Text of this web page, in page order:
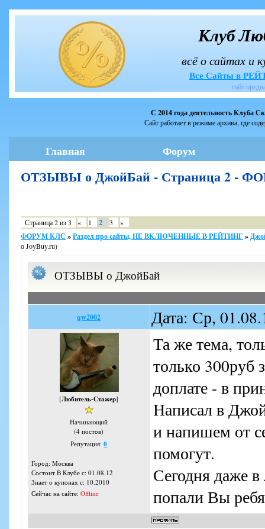
Клуб
всё о сайтах и
Все Сайты в
сайт
С 2014 года деятельность Клуба
Сайт работает в режиме архива, где
Главная Форум
ОТЗЫВЫ о ДжойБай - Страница 2 -
Страница2из3 « 1 2 3 »
ФОРУМ КЛС »Раздел про сайты, НЕ ВКЛЮЧЕННЫЕ В РЕЙТИНГ »
о JoyBuy.ru)
ОТЗЫВЫ о ДжойБай
qw2002 Дата: Ср,
[Любитель-Стажер]
Начинающий
(4 постов)
Репутация:0
Город: Москва
Состоит В Клубе с: 01.08.12
Знает о купонах с: 10.2010
Сейчас на сайте: Offline
Та же тема,
только 300руб
доплате - в
Написал в
и напишем от
помогут.
Сегодня даже
попали Вы